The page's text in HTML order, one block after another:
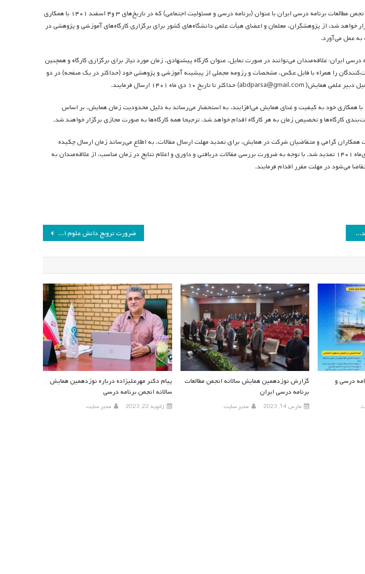
کمیته علمی نوزدهمین همایش انجمن مطالعات برنامه درسی ایران با عنوان (برنامه درسی و مسئولیت اجتماعی) که در تاریخ‌های ۳ و۴ اسفند ۱۴۰۱ با همکاری
خواهد شد، از پژوهشگران، معلمان و اعضای هیأت علمی دانشگاه‌های کشور برای برگزاری کارگاه‌های آموزشی و پژوهشی در
عمل می‌آورد.
ایران؛ علاقه‌مندان می‌توانند در صورت تمایل، عنوان کارگاه پیشنهادی، زمان مورد نیاز برای برگزاری کارگاه و همچنین
را همراه با فایل عکس، مشخصات و رزومه مجملی از پیشینه آموزشی و پژوهشی خود (حداکثر در یک صفحه) در دو
همکاری خود به کیفیت و غنای همایش می‌افزایند، به استحضار می‌رساند به دلیل محدودیت زمان همایش، بر اساس
کارگاه‌ها و تخصیص زمان به هر کارگاه اقدام خواهد شد. ترجیحا همه کارگاه‌ها به صورت مجازی برگزار خواهند شد.
گرامی و متقاضیان شرکت در همایش، برای تمدید مهلت ارسال مقالات، به اطلاع می‌رساند زمان ارسال چکیده
تفصیلی تا تاریخ پنجشنبه ۱۵ دی‌ماه ۱۴۰۱ تمدید شد. با توجه به ضرورت بررسی مقالات دریافتی و داوری و اعلام نتایج در زمان‌ مناسب، از علاقه‌مندان به
می‌شود در مهلت مقرر اقدام فرمایند.
ضرورت ترویج دانش علوم اعصاب و ارتباط آن با برنامه درسی سی و ششمین جلسه هیئت مدیره انجمن مطالعات برنامه درسی ایران
پیام دکتر مهرعلیزاده درباره نوزدهمین همایش
سالانه انجمن برنامه درسی
ژانویه 22, 2023 مدیر سایت
گزارش نوزدهمین همایش سالانه انجمن مطالعات
برنامه درسی ایران
مارس 14, 2023 مدیر سایت
درسی و